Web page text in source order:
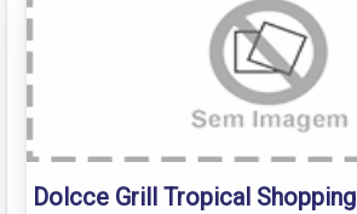
Dolcce Grill Tropical Shopping